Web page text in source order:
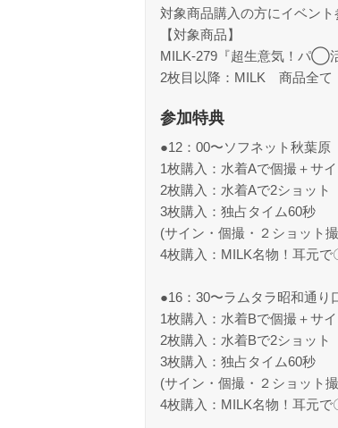
対象商品購入の方にイベント
【対象商品】
MILK-279『超生意気！パ◯
2枚目以降：MILK 商品全て
参加特典
●12：00〜ソフネット秋葉原
1枚購入：水着Aで個撮＋サ
2枚購入：水着Aで2ショット
3枚購入：独占タイム60秒
(サイン・個撮・２ショット
4枚購入：MILK名物！耳元
●16：30〜ラムタラ昭和通り
1枚購入：水着Bで個撮＋サ
2枚購入：水着Bで2ショット
3枚購入：独占タイム60秒
(サイン・個撮・２ショット
4枚購入：MILK名物！耳元